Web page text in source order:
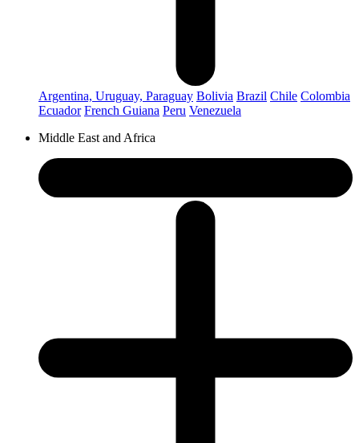
Argentina, Uruguay, Paraguay Bolivia Brazil Chile Colombia
Ecuador French Guiana Peru Venezuela
Middle East and Africa